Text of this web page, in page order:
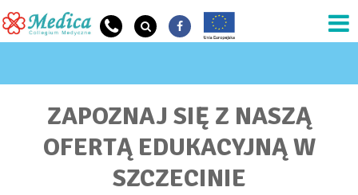
Przejdź do treści
ZAPOZNAJ SIĘ Z NASZĄ
OFERTĄ EDUKACYJNĄ W
SZCZECINIE